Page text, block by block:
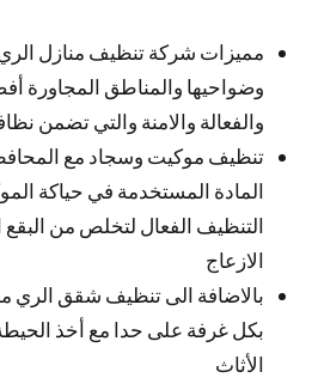
مميزات شركة تنظيف منازل
وضواحيها والمناطق المجاورة
والفعالة والامنة والتي تضمن
تنظيف موكيت وسجاد مع
المادة المستخدمة في حياكة
التنظيف الفعال لتخلص من البقع
الازعاج
بالاضافة الى تنظيف شقق الري
بكل غرفة على حدا مع أخذ
الأثاث